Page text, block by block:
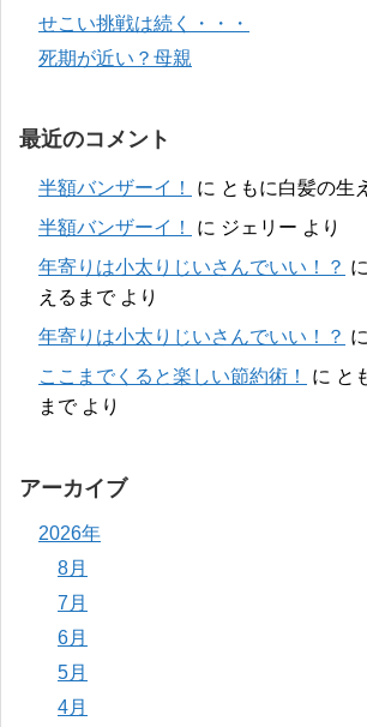
せこい挑戦は続く・・・
死期が近い？母親
最近のコメント
半額バンザーイ！ に ともに白髪の生
半額バンザーイ！
に ジェリー より
年寄りは小太りじいさんでいい！？ に
えるまでより
年寄りは小太りじいさんでいい！？ に
ここまでくると楽しい節約術！
に と
までより
アーカイブ
2026年
8月
7月
6月
5月
4月